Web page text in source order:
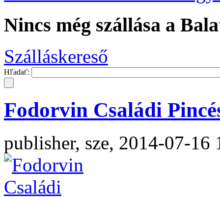
Nincs még szállása a
Szálláskereső
Hľadať:
Fodorvin Családi
publisher, sze, 2014-07-16